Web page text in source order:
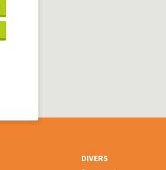
DIVERS